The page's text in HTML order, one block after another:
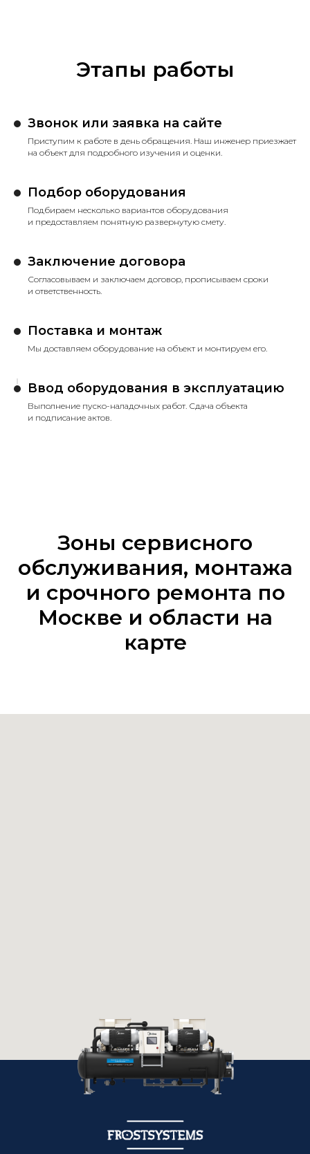
Этапы работы
Звонок или заявка на сайте
Приступим к работе в день обращения. Наш инженер приезжает
на объект для подробного изучения и оценки.
Подбор оборудования
Подбираем несколько вариантов оборудования
и предоставляем понятную развернутую смету.
Заключение договора
Согласовываем и заключаем договор, прописываем сроки
и ответственность.
Поставка и монтаж
Мы доставляем оборудование на объект и монтируем его.
Ввод оборудования в эксплуатацию
Выполнение пуско-наладочных работ. Сдача объекта
и подписание актов.
Зоны сервисного
обслуживания, монтажа
и срочного ремонта по
Москве и области на
карте